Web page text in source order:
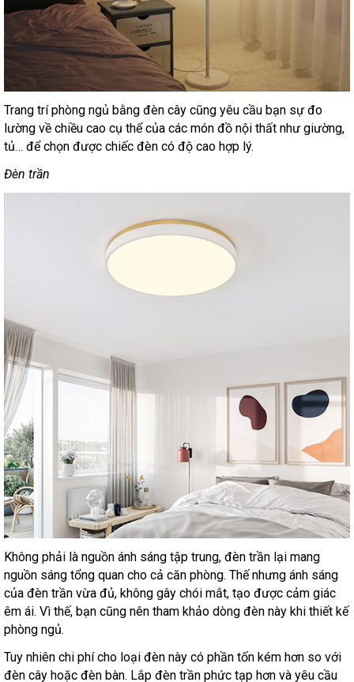
Trang trí phòng ngủ bằng đèn cây cũng yêu cầu bạn sự đo
lường về chiều cao cụ thể của các món đồ nội thất như giường,
tủ… để chọn được chiếc đèn có độ cao hợp lý.
Đèn trần
Không phải là nguồn ánh sáng tập trung, đèn trần lại mang
nguồn sáng tổng quan cho cả căn phòng. Thế nhưng ánh sáng
của đèn trần vừa đủ, không gây chói mắt, tạo được cảm giác
êm ái. Vì thế, bạn cũng nên tham khảo dòng đèn này khi thiết kế
phòng ngủ.
Tuy nhiên chi phí cho loại đèn này có phần tốn kém hơn so với
đèn cây hoặc đèn bàn. Lắp đèn trần phức tạp hơn và yêu cầu